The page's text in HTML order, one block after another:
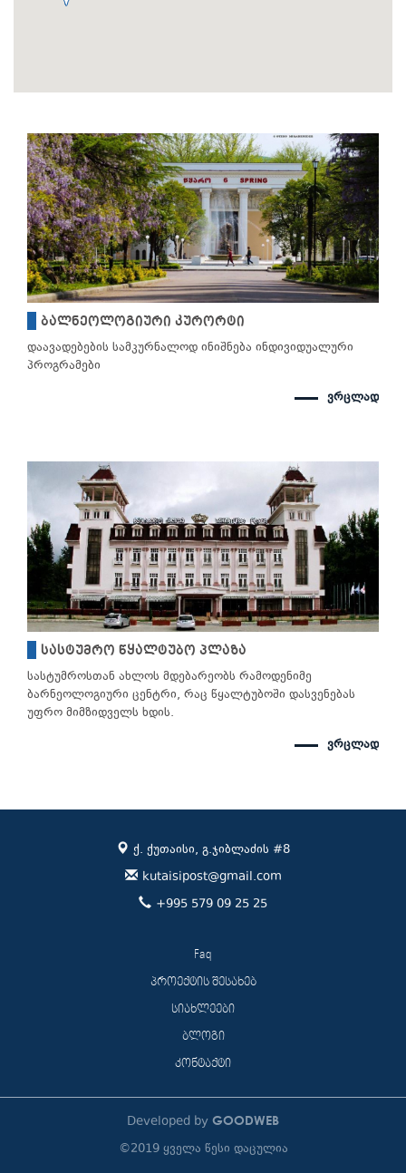
ბალნეოლოგიური კურორტი
დაავადებების სამკურნალოდ ინიშნება ინდივიდუალური
პროგრამები
ვრცლად
სასტუმრო წყალტუბო პლაზა
სასტუმროსთან ახლოს მდებარეობს რამოდენიმე
ბარნეოლოგიური ცენტრი, რაც წყალტუბოში დასვენებას
უფრო მიმზიდველს ხდის.
ვრცლად
ქ. ქუთაისი, გ.ჯიბლაძის #8
kutaisipost@gmail.com
+995 579 09 25 25
Faq
პროექტის შესახებ
სიახლეები
ბლოგი
კონტაქტი
Developed by GOODWEB
©2019 ყველა წესი დაცულია